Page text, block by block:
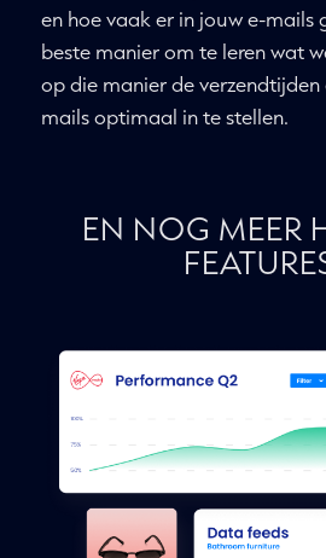
en hoe vaak er in jouw e-mails
beste manier om te leren wat
op die manier de verzendtijden
mails optimaal in te stellen.
EN NOG MEER